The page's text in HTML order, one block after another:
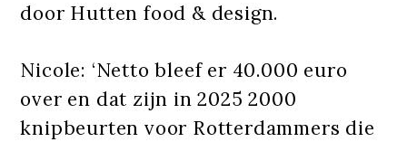
door Hutten food & design.
Nicole: ‘Netto bleef er 40.000 euro
over en dat zijn in 2025 2000
knipbeurten voor Rotterdammers die